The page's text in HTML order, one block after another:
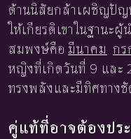
ด้านนิสัยกล้าเผชิญปัญ
ให้เกียรติเขาในฐานะ
สมพงษ์คือ มีนาคม กร
หญิงที่เกิดวันที่ 9 และ
ทรงพลังและมีทิศทางชั
คู่แท้ที่อาจต้องปร